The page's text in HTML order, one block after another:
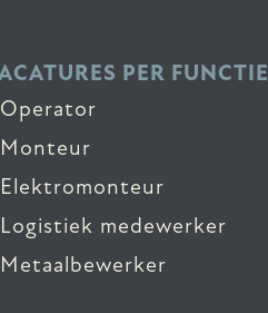
PER FUNCTIE
Operator
Monteur
Elektromonteur
Logistiek medewerker
Metaalbewerker